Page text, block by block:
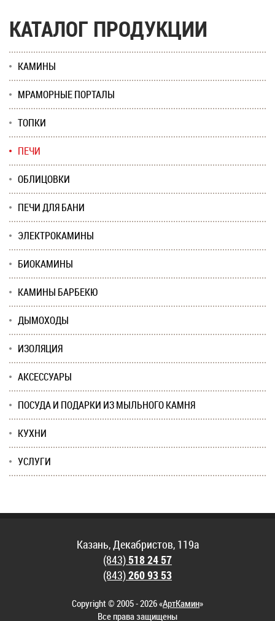
КАТАЛОГ ПРОДУКЦИИ
КАМИНЫ
МРАМОРНЫЕ ПОРТАЛЫ
ТОПКИ
ПЕЧИ
ОБЛИЦОВКИ
ПЕЧИ ДЛЯ БАНИ
ЭЛЕКТРОКАМИНЫ
БИОКАМИНЫ
КАМИНЫ БАРБЕКЮ
ДЫМОХОДЫ
ИЗОЛЯЦИЯ
АКСЕССУАРЫ
ПОСУДА И ПОДАРКИ ИЗ МЫЛЬНОГО КАМНЯ
КУХНИ
УСЛУГИ
Казань, Декабристов, 119а
(843)518 24 57
(843)260 93 53
Copyright © 2005 - 2026 «АртКамин»
Все права защищены